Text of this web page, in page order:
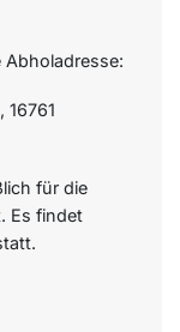
für die
Es findet